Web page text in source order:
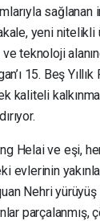
sağlanan
yeni
teknoloji
15. Beş
kaliteli
Helai ve eşi,
evlerinin
Nehri